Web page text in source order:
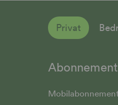
Privat
Abonnement
Mobilabonnement